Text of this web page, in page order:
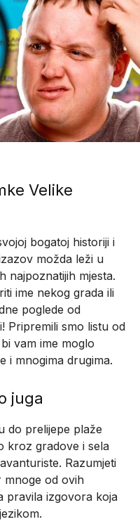
Velike
bogatoj historiji i
možda leži u
najpoznatijih mjesta.
ime nekog grada ili
poglede od
Pripremili smo listu od
vam ime moglo
i mnogima drugima.
juga
do prelijepe plaže
kroz gradove i sela
Razumjeti
mnoge od ovih
pravila izgovora koja